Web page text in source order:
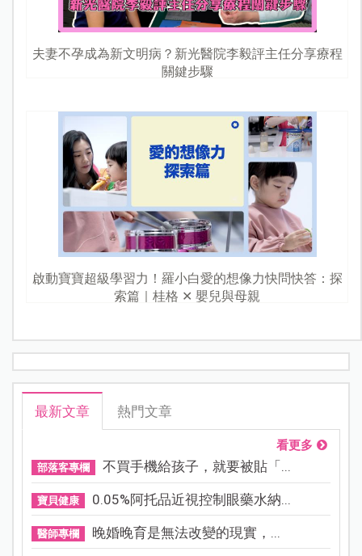
夫妻不孕成為新文明病？新光醫院李毅評主任分享療程
關鍵步驟
啟動寶寶超級學習力！羅小白愛的想像力快問快答：探
索篇｜桂格 ✕ 嬰兒與母親
最新文章 熱門文章
看更多
部落客專欄 不買手機給孩子，就要被貼「...
寶貝健康 0.05%阿托品近視控制眼藥水納...
醫師專欄 晚婚晚育是無法改變的現實，...